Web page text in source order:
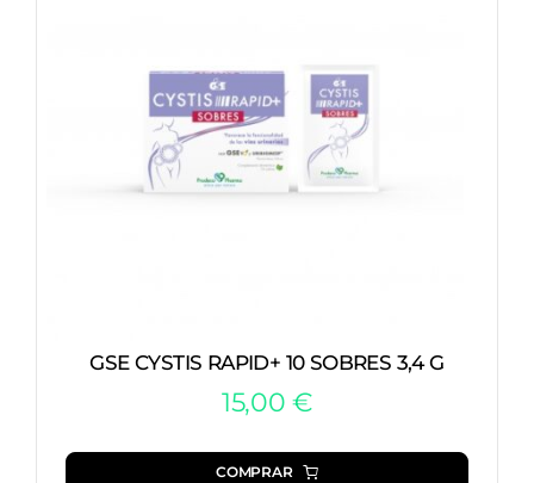
GSE CYSTIS RAPID+ 10 SOBRES 3,4 G
15,00€
COMPRAR